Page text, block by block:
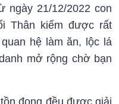
ngày 21/12/2022 con
Thân kiếm được rất
hệ làm ăn, lộc lá
mở rộng chờ bạn
đọng đều được giải